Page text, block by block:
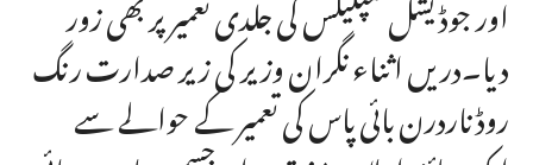
دیا۔دریں اثناء نگران وزیر کی زیر صدارت رنگ
روڈ ناردرن بائی پاس کی تعمیر کے حوالے سے